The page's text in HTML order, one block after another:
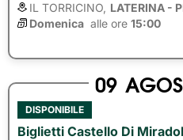
IL TORRICINO, LATERINA -
Domenica alle ore 15:00
09
DISPONIBILE
Biglietti Castello Di